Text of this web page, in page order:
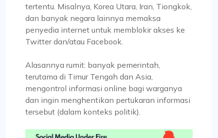
tertentu. Misalnya, Korea Utara, Iran, Tiongkok,
dan banyak negara lainnya memaksa
penyedia internet untuk memblokir akses ke
Twitter dan/atau Facebook.
Alasannya rumit: banyak pemerintah,
terutama di Timur Tengah dan Asia,
mengontrol informasi online bagi warganya
dan ingin menghentikan pertukaran informasi
tersebut (dalam konteks politik).